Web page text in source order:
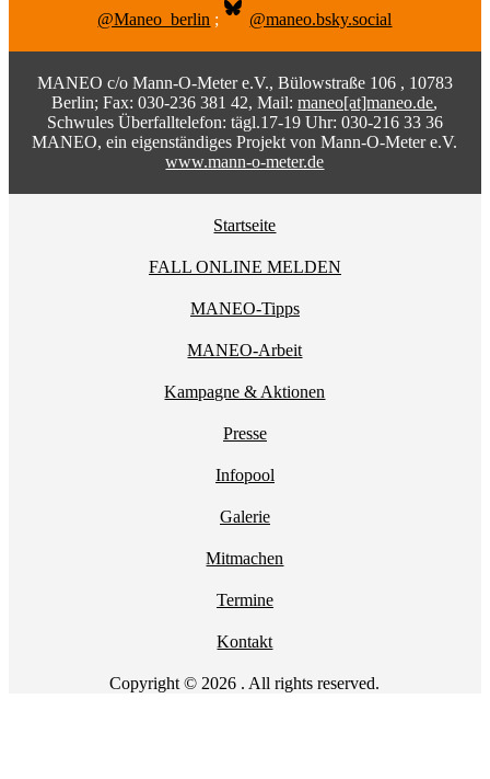
@Maneo_berlin ; @maneo.bsky.social
MANEO c/o Mann-O-Meter e.V., Bülowstraße 106 , 10783
Berlin; Fax: 030-236 381 42, Mail:maneo[at]maneo.de,
Schwules Überfalltelefon: tägl.17-19 Uhr: 030-216 33 36
MANEO, ein eigenständiges Projekt von Mann-O-Meter e.V.
www.mann-o-meter.de
Startseite
FALL ONLINE MELDEN
MANEO-Tipps
MANEO-Arbeit
Kampagne & Aktionen
Presse
Infopool
Galerie
Mitmachen
Termine
Kontakt
Copyright © 2026 . All rights reserved.